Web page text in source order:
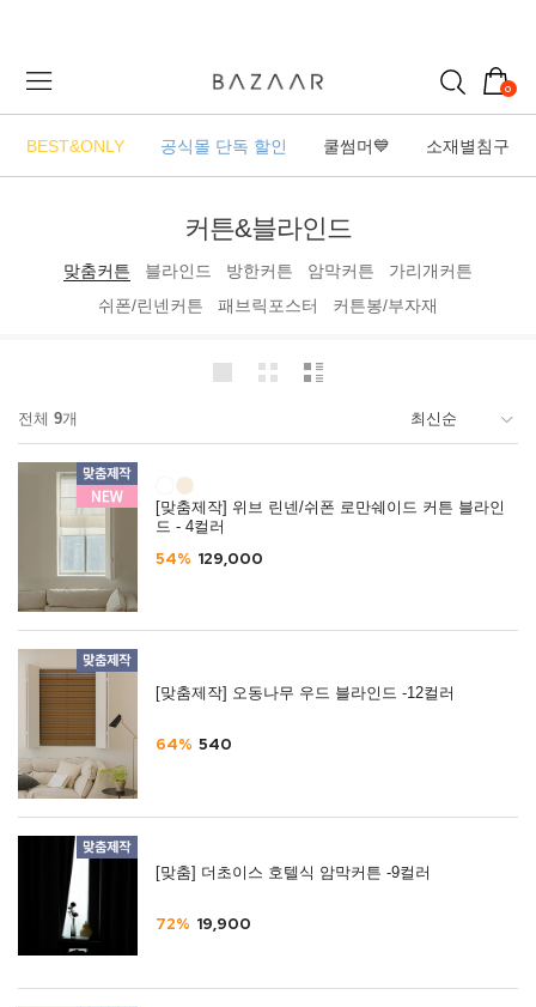
0
BEST&ONLY 공식몰 단독 할인 쿨썸머💙 소재별침구
커튼&블라인드
맞춤커튼 블라인드 방한커튼 암막커튼
가리개커튼
쉬폰/린넨커튼
패브릭포스터 커튼봉/부자재
전체 9개
[맞춤제작] 위브 린넨/쉬폰 로만쉐이드 커튼 블라인
드 - 4컬러
54% 129,000
[맞춤제작] 오동나무 우드 블라인드 -12컬러
64% 540
[맞춤] 더초이스 호텔식 암막커튼 -9컬러
72% 19,900